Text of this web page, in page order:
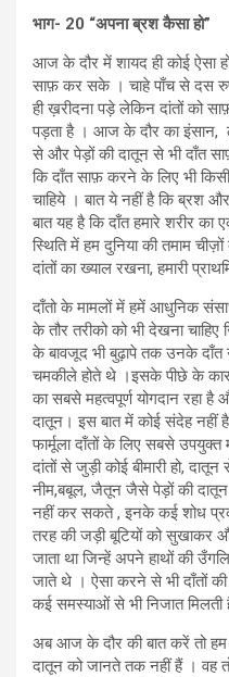
भाग- 20 “अपना ब्रश कैसा हो”
आज के दौर में शायद ही कोई ऐसा
साफ़ कर सके । चाहे पाँच से दस
ही ख़रीदना पड़े लेकिन दांतों को
पड़ता है । आज के दौर का इंसान,
से और पेड़ों की दातून से भी दाँत
कि दाँत साफ़ करने के लिए भी
चाहिये । बात ये नहीं है कि ब्रश
बात यह है कि दाँत हमारे शरीर
स्थिति में हम दुनिया की तमाम
दांतों का ख्याल रखना, हमारी
दाँतो के मामलों में हमें आधुनिक
के तौर तरीको को भी देखना
के बावजूद भी बुढ़ापे तक उनके दाँत
चमकीले होते थे ।इसके पीछे के
का सबसे महत्वपूर्ण योगदान रहा है
दातून। इस बात में कोई संदेह नहीं
फार्मूला दाँतों के लिए सबसे उपयुक्त
दांतों से जुड़ी कोई बीमारी हो,
नीम,बबूल, जैतून जैसे पेड़ों की दातून
नहीं कर सकते , इनके कई शोध
तरह की जड़ी बूटियों को सुखाकर
जाता था जिन्हें अपने हाथों की
जाते थे । ऐसा करने से भी दाँतों
कई समस्याओं से भी निजात मिलती
अब आज के दौर की बात करें तो
दातून को जानते तक नहीं हैं । वह